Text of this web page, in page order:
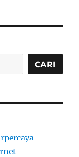
CARI